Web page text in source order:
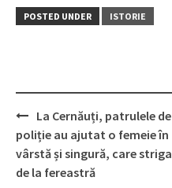
POSTED UNDER ISTORIE
Post
navigation
La Cernăuți, patrulele de
poliție au ajutat o femeie în
vârstă și singură, care striga
de la fereastră